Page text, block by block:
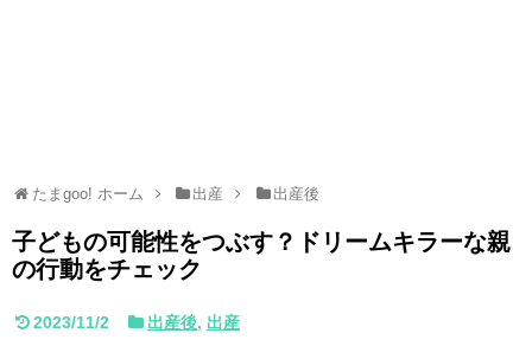
たまgoo! ホーム 出産 出産後
子どもの可能性をつぶす？ドリームキラーな親
の行動をチェック
2023/11/2 出産後, 出産